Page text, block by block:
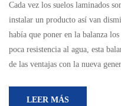
Cada vez los suelos laminados
instalar un producto así van
había que poner en la balanza
poca resistencia al agua, esta
de las ventajas con la nueva
LEER MÁS